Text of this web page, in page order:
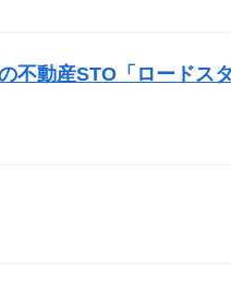
不動産STO 「ロードス